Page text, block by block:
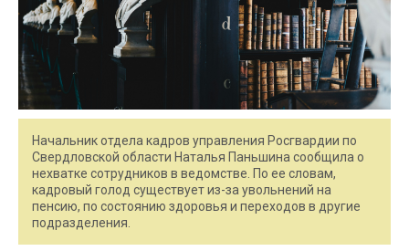
Начальник отдела кадров управления Росгвардии по
Свердловской области Наталья Паньшина сообщила о
нехватке сотрудников в ведомстве. По ее словам,
кадровый голод существует из-за увольнений на
пенсию, по состоянию здоровья и переходов в другие
подразделения.